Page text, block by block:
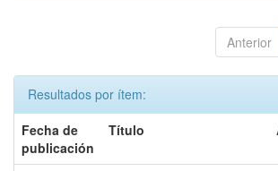
Anterior
Resultados por ítem:
Fecha de
publicación
Título